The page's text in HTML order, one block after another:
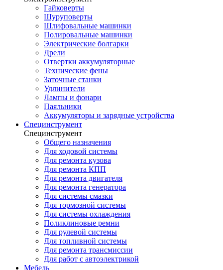
Гайковерты
Шуруповерты
Шлифовальные машинки
Полировальные машинки
Электрические болгарки
Дрели
Отвертки аккумуляторные
Технические фены
Заточные станки
Удлинители
Лампы и фонари
Паяльники
Аккумуляторы и зарядные устройства
Специнструмент
Специнструмент
Общего назначения
Для ходовой системы
Для ремонта кузова
Для ремонта КПП
Для ремонта двигателя
Для ремонта генератора
Для системы смазки
Для тормозной системы
Для системы охлаждения
Поликлиновые ремни
Для рулевой системы
Для топливной системы
Для ремонта трансмиссии
Для работ с автоэлектрикой
Мебель